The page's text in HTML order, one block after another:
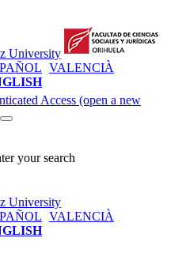
VALENCIÀ
Access (open a new
your search
VALENCIÀ